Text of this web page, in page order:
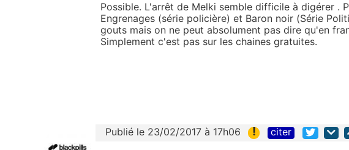
Possible. L'arrêt de Melki semble difficile à digérer .
Engrenages (série policière) et Baron noir (Série
gouts mais on ne peut absolument pas dire qu'en
Simplement c'est pas sur les chaines gratuites.
Publié le 23/02/2017 à 17h06 ! citer